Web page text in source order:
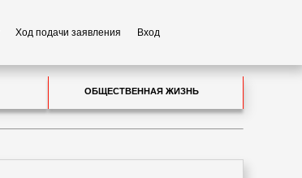
Ход подачи заявления Вход
ОБЩЕСТВЕННАЯ ЖИЗНЬ